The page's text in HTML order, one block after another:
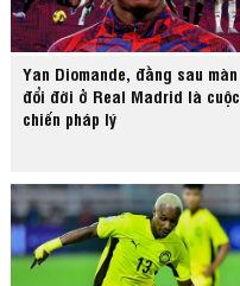
Yan Diomande, đằng sau màn
đổi đời ở Real Madrid là cuộc
chiến pháp lý